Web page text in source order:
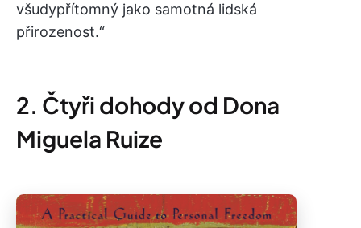
všudypřítomný jako samotná lidská
přirozenost.“
2. Čtyři dohody od Dona
Miguela Ruize